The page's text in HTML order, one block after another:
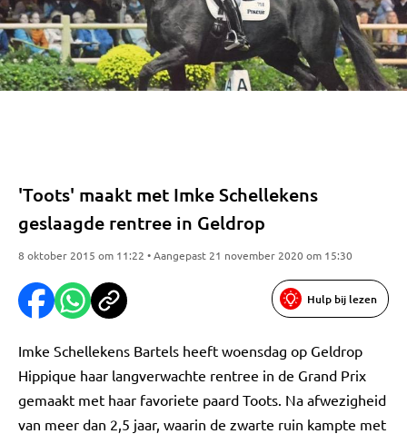
'Toots' maakt met Imke Schellekens
geslaagde rentree in Geldrop
8 oktober 2015 om 11:22 • Aangepast 21 november 2020 om 15:30
Hulp bij lezen
Imke Schellekens Bartels heeft woensdag op Geldrop
Hippique haar langverwachte rentree in de Grand Prix
gemaakt met haar favoriete paard Toots. Na afwezigheid
van meer dan 2,5 jaar, waarin de zwarte ruin kampte met